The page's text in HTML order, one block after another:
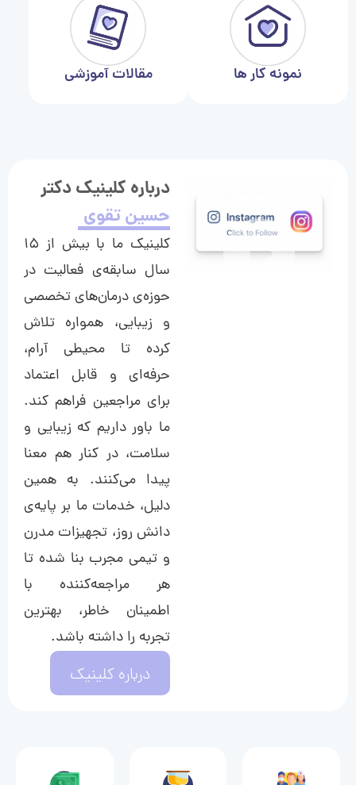
نمونه کار ها مقالات آموزشی
درباره کلینیک دکتر
حسین تقوی
کلینیک ما با بیش از ۱۵
سال سابقه‌ی فعالیت در
حوزه‌ی درمان‌های تخصصی
و زیبایی، همواره تلاش
کرده تا محیطی آرام،
حرفه‌ای و قابل اعتماد
برای مراجعین فراهم کند.
ما باور داریم که زیبایی و
سلامت، در کنار هم معنا
پیدا می‌کنند. به همین
دلیل، خدمات ما بر پایه‌ی
دانش روز، تجهیزات مدرن
و تیمی مجرب بنا شده تا
هر مراجعه‌کننده با
اطمینان خاطر، بهترین
تجربه را داشته باشد.
درباره کلینیک